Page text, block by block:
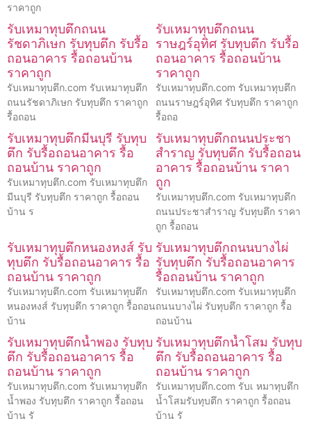
ราคาถูก
รับเหมาทุบตึกถนน
รัชดาภิเษก รับทุบตึก รับรื้อ
ถอนอาคาร รื้อถอนบ้าน
ราคาถูก
รับเหมาทุบตึก.com รับเหมาทุบตึก
ถนนรัชดาภิเษก รับทุบตึก ราคาถูก
รื้อถอน
รับเหมาทุบตึกถนน
ราษฎร์อุทิศ รับทุบตึก รับรื้อ
ถอนอาคาร รื้อถอนบ้าน
ราคาถูก
รับเหมาทุบตึก.com รับเหมาทุบตึก
ถนนราษฎร์อุทิศ รับทุบตึก ราคาถูก
รื้อถอ
รับเหมาทุบตึกมีนบุรี รับทุบ
ตึก รับรื้อถอนอาคาร รื้อ
ถอนบ้าน ราคาถูก
รับเหมาทุบตึก.com รับเหมาทุบตึก
มีนบุรี รับทุบตึก ราคาถูก รื้อถอน
บ้าน ร
รับเหมาทุบตึกถนนประชา
สำราญ รับทุบตึก รับรื้อถอน
อาคาร รื้อถอนบ้าน ราคา
ถูก
รับเหมาทุบตึก.com รับเหมาทุบตึก
ถนนประชาสำราญ รับทุบตึก ราคา
ถูก รื้อถอน
รับเหมาทุบตึกหนองหงส์ รับ
ทุบตึก รับรื้อถอนอาคาร รื้อ
ถอนบ้าน ราคาถูก
รับเหมาทุบตึก.com รับเหมาทุบตึก
หนองหงส์ รับทุบตึก ราคาถูก รื้อถอน
บ้าน
รับเหมาทุบตึกถนนบางไผ่
รับทุบตึก รับรื้อถอนอาคาร
รื้อถอนบ้าน ราคาถูก
รับเหมาทุบตึก.com รับเหมาทุบตึก
ถนนบางไผ่ รับทุบตึก ราคาถูก รื้อ
ถอนบ้าน
รับเหมาทุบตึกน้ำพอง รับทุบ
ตึก รับรื้อถอนอาคาร รื้อ
ถอนบ้าน ราคาถูก
รับเหมาทุบตึก.com รับเหมาทุบตึก
น้ำพอง รับทุบตึก ราคาถูก รื้อถอน
บ้าน รั
รับเหมาทุบตึกน้ำโสม รับทุบ
ตึก รับรื้อถอนอาคาร รื้อ
ถอนบ้าน ราคาถูก
รับเหมาทุบตึก.com รับเ หมาทุบตึก
น้ำโสมรับทุบตึก ราคาถูก รื้อถอน
บ้าน รั